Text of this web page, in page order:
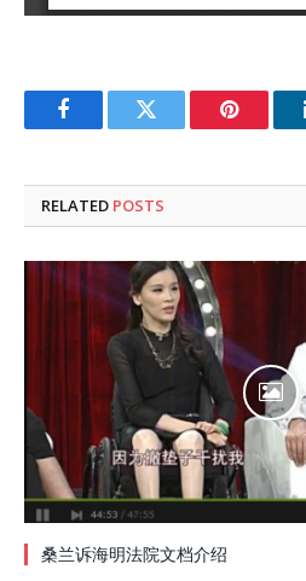
FacebookTwitter Pinterest
RELATED POSTS
桑兰诉海明法院文档介绍